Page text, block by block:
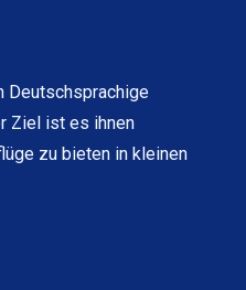
Deutschsprachige
Ziel ist es ihnen
zu bieten in kleinen